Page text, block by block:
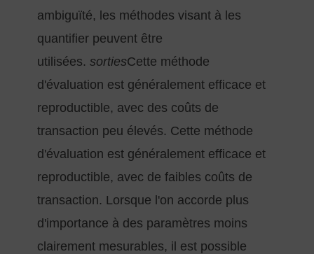
ambiguïté, les méthodes visant à les
quantifier peuvent être
utilisées. sortiesCette méthode
d'évaluation est généralement efficace et
reproductible, avec des coûts de
transaction peu élevés. Cette méthode
d'évaluation est généralement efficace et
reproductible, avec de faibles coûts de
transaction. Lorsque l'on accorde plus
d'importance à des paramètres moins
clairement mesurables, il est possible